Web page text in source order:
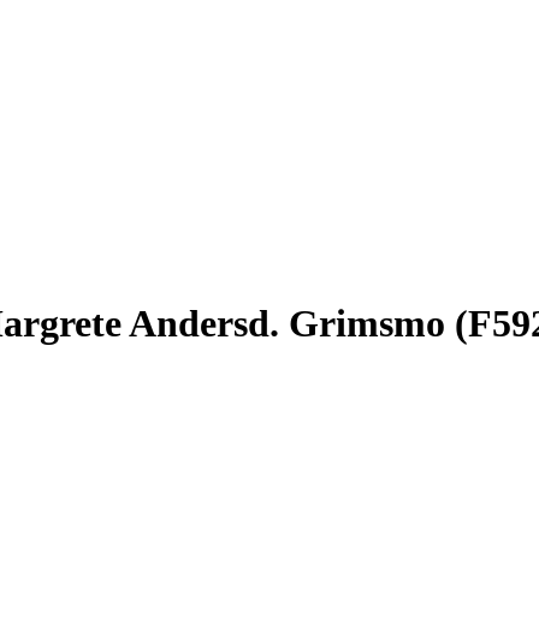
Andersd. Grimsmo